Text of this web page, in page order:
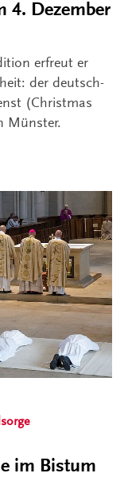
4. Dezember
erfreut er
der deutsch-
(Christmas
Münster.
im Bistum